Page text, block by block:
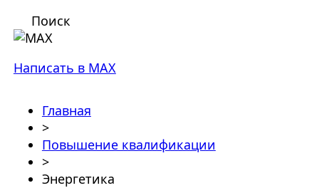
Поиск
Написать в MAX
Главная
>
Повышение квалификации
>
Энергетика